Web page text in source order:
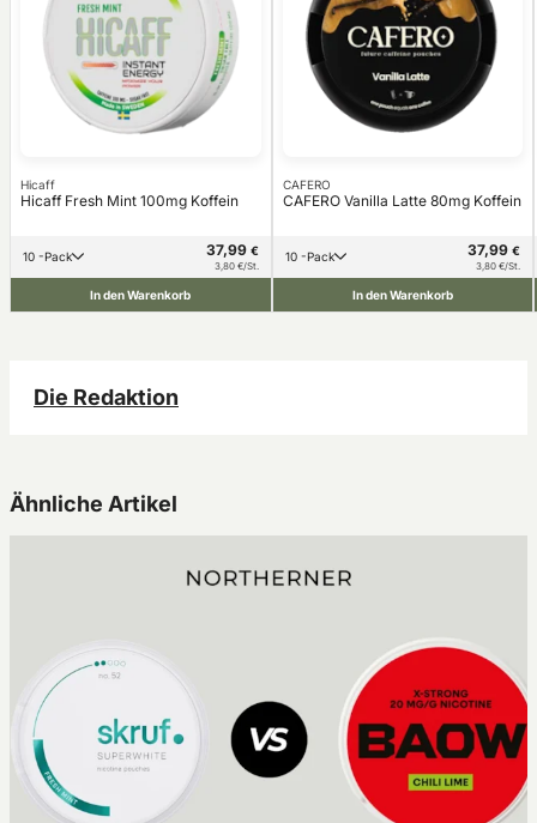
Hicaff
Hicaff Fresh Mint 100mg Koffein
10 -Pack 37,99 €
3,80 €/St.
In den Warenkorb
CAFERO
CAFERO Vanilla Latte 80mg Koffein
10 -Pack 37,99 €
3,80 €/St.
In den Warenkorb
Die Redaktion
Ähnliche Artikel